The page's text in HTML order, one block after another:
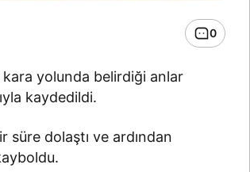
0
kara yolunda belirdiği anlar
kaydedildi.
süre dolaştı ve ardından